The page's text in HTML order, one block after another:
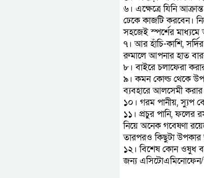
৬। এক্ষেত্রে যিনি
ঢেকে কাজটি করবেন।
সহজেই স্পর্শের মাধ্যমে
৭। আর হাঁচি-কাশি,
রুমালে আপনার হাত
৮। বাইরে চলাফেরা
৯। কমন কোল্ড থেকে
ব্যবহারে আলসেমী
১০। গরম পানীয়, স্যুপ
১১। প্রচুর পানি, ফলের
নিয়ে অনেক গবেষণা
তারপরও কিছুটা
১২। বিশেষ কোন ওষুধ
জন্য এসিটোএমিনোফেন/